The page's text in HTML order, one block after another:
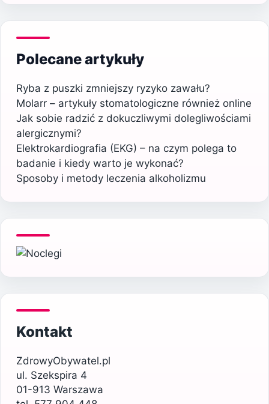
Polecane artykuły
Ryba z puszki zmniejszy ryzyko zawału?
Molarr – artykuły stomatologiczne również online
Jak sobie radzić z dokuczliwymi dolegliwościami
alergicznymi?
Elektrokardiografia (EKG) – na czym polega to
badanie i kiedy warto je wykonać?
Sposoby i metody leczenia alkoholizmu
Kontakt
ZdrowyObywatel.pl
ul. Szekspira 4
01-913 Warszawa